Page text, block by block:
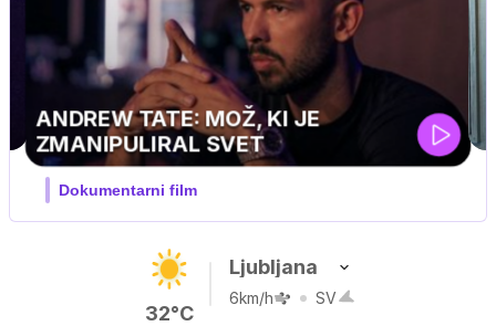
MOJ PRIJATELJ PINGVIN
Film meseca / družinski, pustolovski
32°C
Ljubljana
6km/h SV